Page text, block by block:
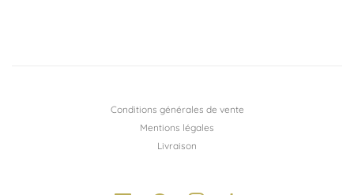
Conditions générales de vente
Mentions légales
Livraison